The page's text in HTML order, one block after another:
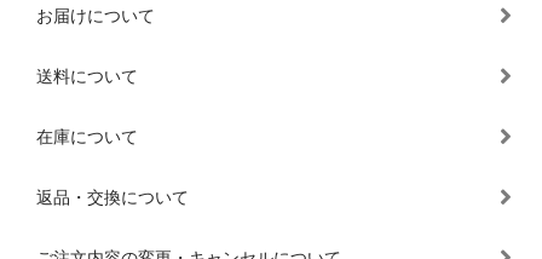
お届けについて
送料について
在庫について
返品・交換について